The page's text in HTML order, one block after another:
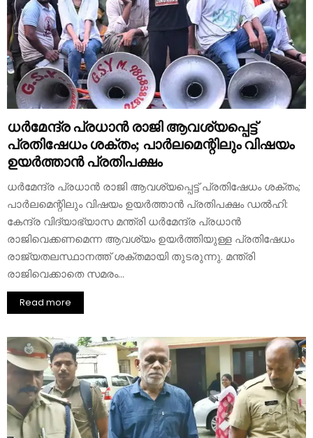
ധർമേന്ദ്ര പ്രധാൻ രാജി ആവശ്യപ്പെട്ട്
പ്രതിഷേധം ശക്തം; പാർലമെന്റിലും വിഷയം
ഉയർത്താൻ പ്രതിപക്ഷം
ധർമേന്ദ്ര പ്രധാൻ രാജി ആവശ്യപ്പെട്ട് പ്രതിഷേധം ശക്തം;
പാർലമെന്റിലും വിഷയം ഉയർത്താൻ പ്രതിപക്ഷം ഡൽഹി:
കേന്ദ്ര വിദ്യാഭ്യാസ മന്ത്രി ധർമേന്ദ്ര പ്രധാൻ
രാജിവെക്കണമെന്ന ആവശ്യം ഉയർത്തിയുള്ള പ്രതിഷേധം
രാജ്യതലസ്ഥാനത്ത് ശക്തമായി തുടരുന്നു. മന്ത്രി
രാജിവെക്കാതെ സമരം...
Read more